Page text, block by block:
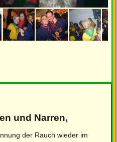
und Narren,
der Rauch wieder im